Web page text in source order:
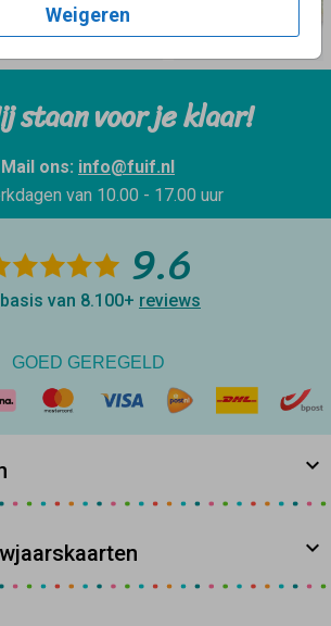
Weigeren
staan voor je klaar!
Mail ons: info@fuif.nl
van 10.00 - 17.00 uur
9.6
van 8.100+ reviews
GOED GEREGELD